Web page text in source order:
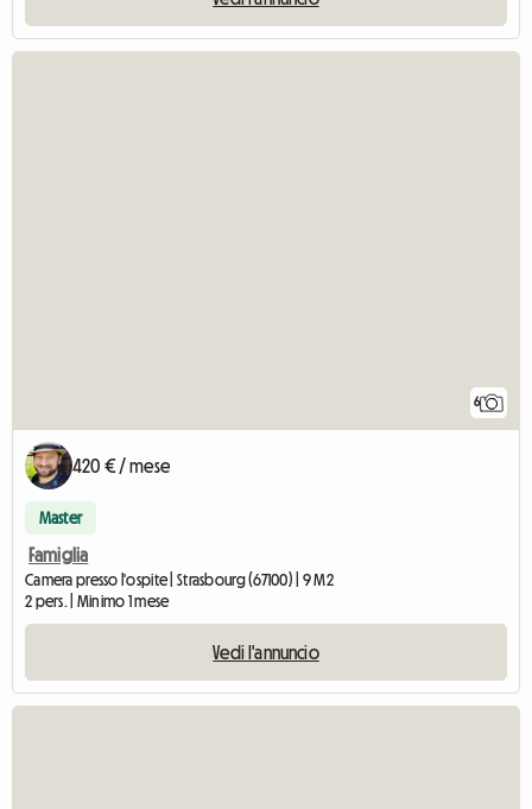
6
420 € / mese
Master
Famiglia
Camera presso l'ospite | Strasbourg (67100) | 9 M2
2 pers. | Minimo 1 mese
Vedi l'annuncio